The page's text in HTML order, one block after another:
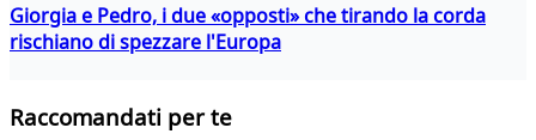
Giorgia e Pedro, i due «opposti» che tirando la corda
rischiano di spezzare l'Europa
Raccomandati per te